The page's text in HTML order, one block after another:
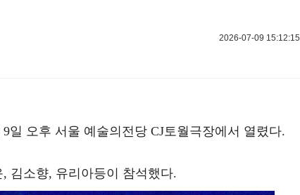
2026-07-09 15:12:15
일 오후 서울 예술의전당 CJ토월극장에서 열렸다.
김소향, 유리아등이 참석했다.